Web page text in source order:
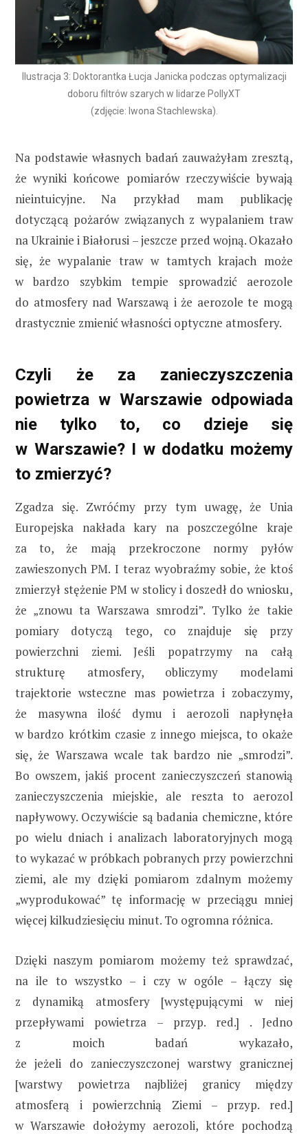
Ilustracja 3: Doktorantka Łucja Janicka podczas optymalizacji
doboru filtrów szarych w lidarze PollyXT
(zdjęcie: Iwona Stachlewska).
Na podstawie własnych badań zauważyłam zresztą,
że wyniki końcowe pomiarów rzeczywiście bywają
nieintuicyjne. Na przykład mam publikację
dotyczącą pożarów związanych z wypalaniem traw
na Ukrainie i Białorusi – jeszcze przed wojną. Okazało
się, że wypalanie traw w tamtych krajach może
w bardzo szybkim tempie sprowadzić aerozole
do atmosfery nad Warszawą i że aerozole te mogą
drastycznie zmienić własności optyczne atmosfery.
Czyli że za zanieczyszczenia
powietrza w Warszawie odpowiada
nie tylko to, co dzieje się
w Warszawie? I w dodatku możemy
to zmierzyć?
Zgadza się. Zwróćmy przy tym uwagę, że Unia
Europejska nakłada kary na poszczególne kraje
za to, że mają przekroczone normy pyłów
zawieszonych PM. I teraz wyobraźmy sobie, że ktoś
zmierzył stężenie PM w stolicy i doszedł do wniosku,
że „znowu ta Warszawa smrodzi”. Tylko że takie
pomiary dotyczą tego, co znajduje się przy
powierzchni ziemi. Jeśli popatrzymy na całą
strukturę atmosfery, obliczymy modelami
trajektorie wsteczne mas powietrza i zobaczymy,
że masywna ilość dymu i aerozoli napłynęła
w bardzo krótkim czasie z innego miejsca, to okaże
się, że Warszawa wcale tak bardzo nie „smrodzi”.
Bo owszem, jakiś procent zanieczyszczeń stanowią
zanieczyszczenia miejskie, ale reszta to aerozol
napływowy. Oczywiście są badania chemiczne, które
po wielu dniach i analizach laboratoryjnych mogą
to wykazać w próbkach pobranych przy powierzchni
ziemi, ale my dzięki pomiarom zdalnym możemy
„wyprodukować” tę informację w przeciągu mniej
więcej kilkudziesięciu minut. To ogromna różnica.
Dzięki naszym pomiarom możemy też sprawdzać,
na ile to wszystko – i czy w ogóle – łączy się
z dynamiką atmosfery [występującymi w niej
przepływami powietrza – przyp. red.] . Jedno
z moich badań wykazało,
że jeżeli do zanieczyszczonej warstwy granicznej
[warstwy powietrza najbliżej granicy między
atmosferą i powierzchnią Ziemi – przyp. red.]
w Warszawie dołożymy aerozoli, które pochodzą